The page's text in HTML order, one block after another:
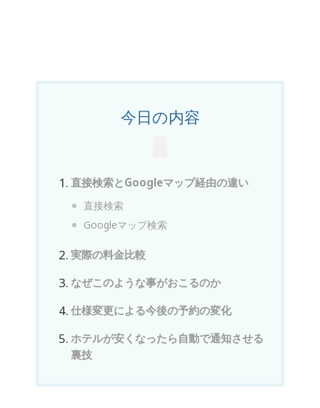
今日の内容
直接検索とGoogleマップ経由の違い
直接検索
Googleマップ検索
実際の料金比較
なぜこのような事がおこるのか
仕様変更による今後の予約の変化
ホテルが安くなったら自動で通知させる
裏技